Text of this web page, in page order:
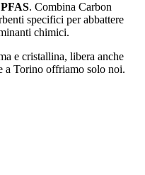
PFAS. Combina Carbon
specifici per abbattere
chimici.
e cristallina, libera anche
Torino offriamo solo noi.